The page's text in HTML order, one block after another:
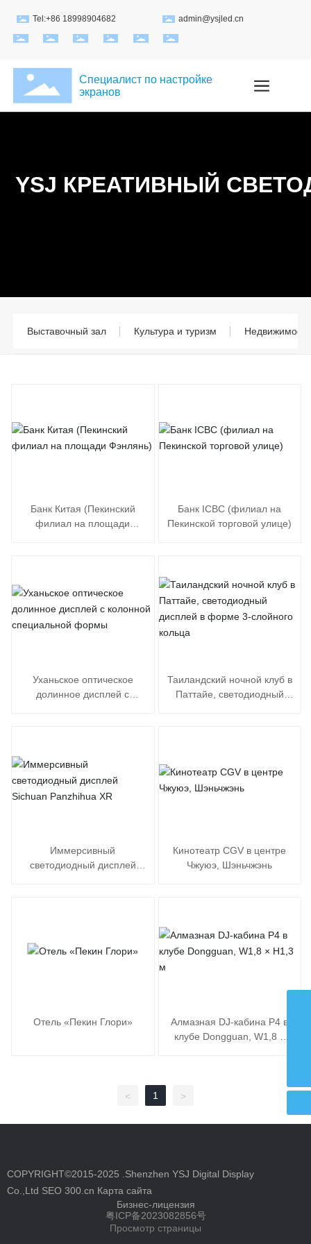
Tel:+86 18998904682 admin@ysjled.cn
Специалист по настройке
экранов
YSJ КРЕАТИВНЫЙ
Выставочный зал Культура и туризм Недвижимость
Банк Китая (Пекинский
филиал на площади
Банк ICBC (филиал на
Пекинской торговой улице)
Уханьское оптическое
долинное дисплей с
Таиландский ночной клуб в
Паттайе, светодиодный
Иммерсивный
светодиодный дисплей
Кинотеатр CGV в центре
Чжуюэ, Шэньчжэнь
Отель «Пекин Глори»
Алмазная DJ-кабина P4 в
клубе Dongguan, W1,8 ×
< 1 >
COPYRIGHT©2015-2025 .Shenzhen YSJ Digital Display
Co.,Ltd SEO 300.cn Карта сайта
Бизнес-лицензия
粤ICP备2023082856号
Просмотр страницы
admin@ysjled.cn
+86 18998904682